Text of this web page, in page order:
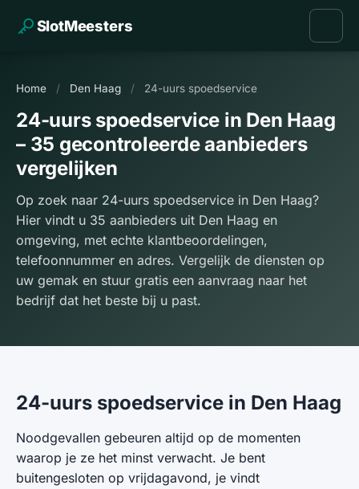
SlotMeesters
Home / Den Haag / 24-uurs spoedservice
24-uurs spoedservice in Den Haag
– 35 gecontroleerde aanbieders
vergelijken
Op zoek naar 24-uurs spoedservice in Den Haag?
Hier vindt u 35 aanbieders uit Den Haag en
omgeving, met echte klantbeoordelingen,
telefoonnummer en adres. Vergelijk de diensten op
uw gemak en stuur gratis een aanvraag naar het
bedrijf dat het beste bij u past.
24-uurs spoedservice in Den Haag
Noodgevallen gebeuren altijd op de momenten
waarop je ze het minst verwacht. Je bent
buitengesloten op vrijdagavond, je vindt